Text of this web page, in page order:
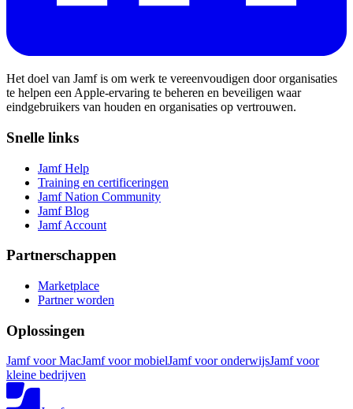
Het doel van Jamf is om werk te vereenvoudigen door organisaties
te helpen een Apple-ervaring te beheren en beveiligen waar
eindgebruikers van houden en organisaties op vertrouwen.
Snelle links
Jamf Help
Training en certificeringen
Jamf Nation Community
Jamf Blog
Jamf Account
Partnerschappen
Marketplace
Partner worden
Oplossingen
Jamf voor MacJamf voor mobielJamf voor onderwijsJamf voor
kleine bedrijven